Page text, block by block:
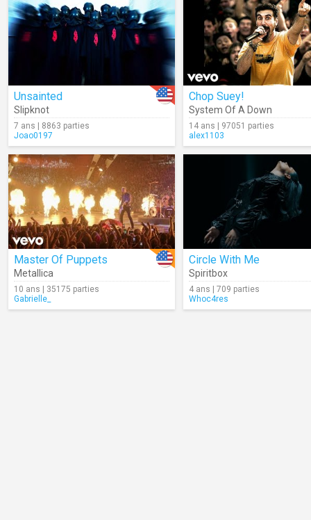
Unsainted
Slipknot
7 ans | 8863 parties
Joao0197
Chop Suey!
System Of A Down
14 ans | 97051 parties
alex1103
Master Of Puppets
Metallica
10 ans | 35175 parties
Gabrielle_
Circle With Me
Spiritbox
4 ans | 709 parties
Whoc4res